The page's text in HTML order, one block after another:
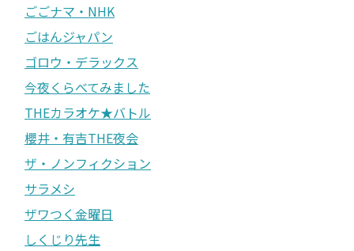
ごごナマ・NHK
ごはんジャパン
ゴロウ・デラックス
今夜くらべてみました
THEカラオケ★バトル
櫻井・有吉THE夜会
ザ・ノンフィクション
サラメシ
ザワつく金曜日
しくじり先生